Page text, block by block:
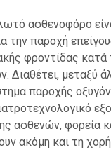
ασθενοφόρο
την παροχή
φροντίδας κατά
Διαθέτει, μεταξύ
παροχής
ασθενών, φορεία
ακόμη και τη